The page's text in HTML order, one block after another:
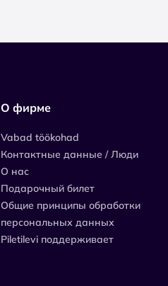
О фирме
Vabad töökohad
Контактные данные / Люди
О нас
Подарочный билет
Общие принципы обработки
персональных данных
Piletilevi поддерживает